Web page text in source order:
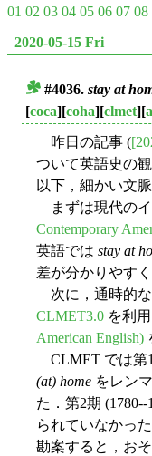
01 02 03 04 05 06 07 08
2020-05-15 Fri
#4036. stay at
[coca][coha][clmet][
昨日の記事 (
ついて英語史の
以下，細かい文
まずは現代の
Contemporary
英語では stay at
差が分かりやす
次に，通時的な
CLMET3.0 を利
American English)
CLMET では第1
(at) home をレン
た．第2期 (1780--
られていなかっ
勘案すると，お